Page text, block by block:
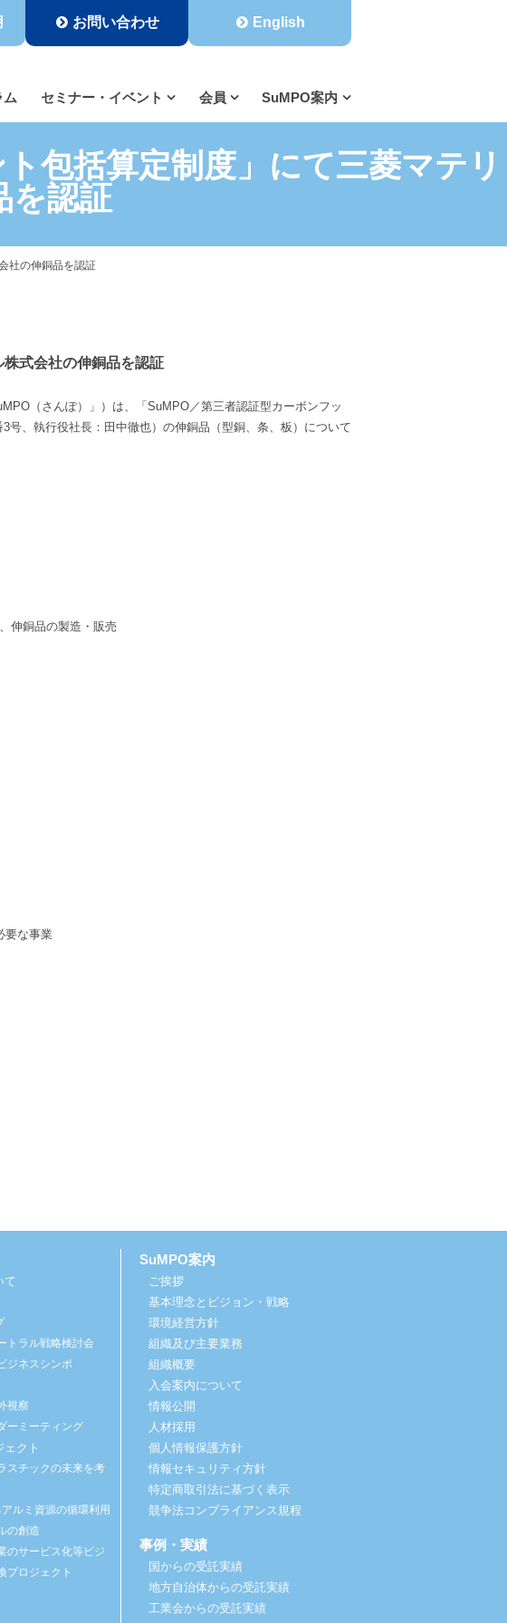
お問い合わせ English
ム セミナー・イベント 会員 SuMPO案内
包括算定制度」にて三菱マテリ
を認証
社の伸銅品を認証
式会社の伸銅品を認証
（さんぽ）」）は、「SuMPO／第三者認証型カーボンフッ
、執行役社長：田中徹也）の伸銅品（型銅、条、板）について
伸銅品の製造・販売
要な事業
て
トラル戦略検討会
ジネスシンポ
視察
ーミーティング
クト
スチックの未来を考
ルミ資源の循環利用
の創造
のサービス化等ビジ
プロジェクト
SuMPO案内
ご挨拶
基本理念とビジョン・戦略
環境経営方針
組織及び主要業務
組織概要
入会案内について
情報公開
人材採用
個人情報保護方針
情報セキュリティ方針
特定商取引法に基づく表示
競争法コンプライアンス規程
事例・実績
国からの受託実績
地方自治体からの受託実績
工業会からの受託実績